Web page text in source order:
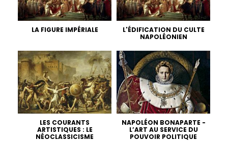
LA FIGURE IMPÉRIALE
L'ÉDIFICATION DU CULTE
NAPOLÉONIEN
LES COURANTS
ARTISTIQUES : LE
NÉOCLASSICISME
NAPOLÉON BONAPARTE -
L’ART AU SERVICE DU
POUVOIR POLITIQUE